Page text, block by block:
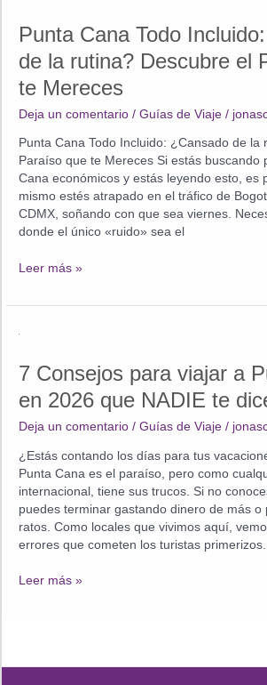
Punta Cana Todo
de la rutina? Descubre el
te Mereces
Deja un comentario /Guías de Viaje /
Punta Cana Todo Incluido: ¿Cansado de la
Paraíso que te Mereces Si estás buscando
Cana económicos y estás leyendo esto, es
mismo estés atrapado en el tráfico de
CDMX, soñando con que sea viernes.
donde el único «ruido» sea el
Punta
Todo
¿Cansado
la
rutina?
Descubre
el
que
te
Mereces
Leer más »
7 Consejos para viajar a
en 2026 que NADIE te
Deja un comentario /Guías de Viaje /
¿Estás contando los días para tus
Punta Cana es el paraíso, pero como
internacional, tiene sus trucos. Si no
puedes terminar gastando dinero de más o
ratos. Como locales que vivimos aquí,
errores que cometen los turistas
7
Punta
Leer más »